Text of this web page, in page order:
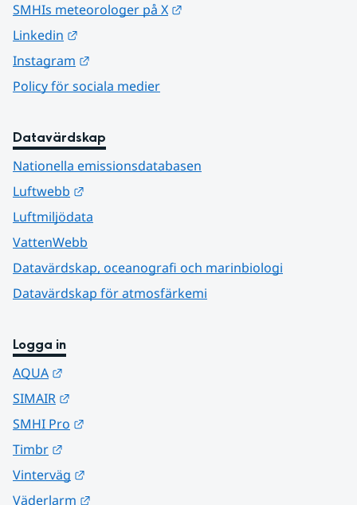
SMHIs meteorologer på X
Linkedin
Instagram
Policy för sociala medier
Datavärdskap
Nationella emissionsdatabasen
Luftwebb
Luftmiljödata
VattenWebb
Datavärdskap, oceanografi och marinbiologi
Datavärdskap för atmosfärkemi
Logga in
AQUA
SIMAIR
SMHI Pro
Timbr
Vinterväg
Väderlarm